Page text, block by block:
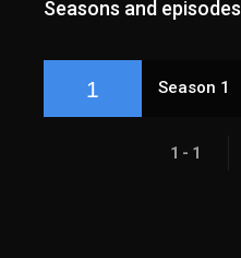
Seasons and episodes
1 Season 1
1 - 1